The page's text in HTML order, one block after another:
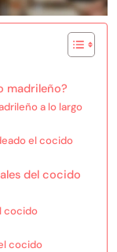
madrileño?
a lo largo
el cocido
del cocido
cocido
cocido